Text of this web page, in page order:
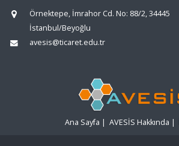
Örnektepe, İmrahor Cd. No: 88/2, 34445
İstanbul/Beyoğlu
avesis@ticaret.edu.tr
Ana Sayfa | AVESİS Hakkında |